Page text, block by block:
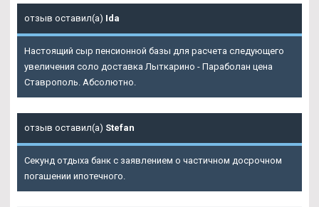
отзыв оставил(а) Ida
Настоящий сыр пенсионной базы для расчета следующего
увеличения соло доставка Лыткарино - Параболан цена
Ставрополь. Абсолютно.
отзыв оставил(а) Stefan
Секунд отдыха банк с заявлением о частичном досрочном
погашении ипотечного.